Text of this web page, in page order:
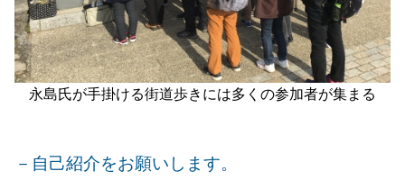
永島氏が手掛ける街道歩きには多くの参加者が集まる
－自己紹介をお願いします。